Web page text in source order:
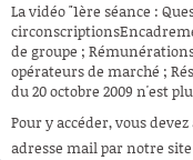
À LA DEMANDE
RECHERCHE
AIDE À LA DÉCOUPE
DE VIDÉOS
La vidéo "1ère séance :
de groupe ;
opérateurs de marché ;
du 20 octobre 2009 n'est
Pour y accéder, vous
adresse mail par notre